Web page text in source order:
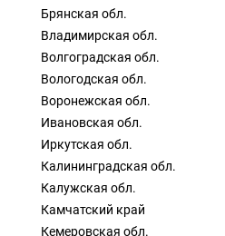
Брянская обл.
Владимирская обл.
Волгоградская обл.
Вологодская обл.
Воронежская обл.
Ивановская обл.
Иркутская обл.
Калининградская обл.
Калужская обл.
Камчатский край
Кемеровская обл.